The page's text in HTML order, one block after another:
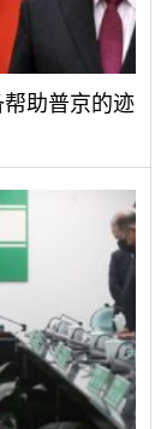
助普京的迹